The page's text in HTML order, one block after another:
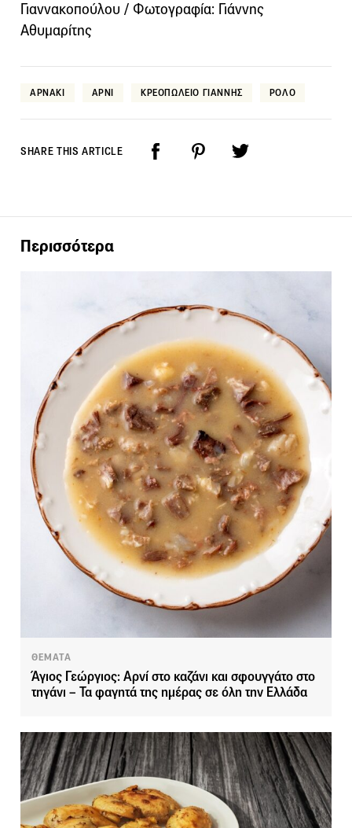
Γιαννακοπούλου / Φωτογραφία: Γιάννης
Αθυμαρίτης
ΑΡΝΑΚΙ ΑΡΝΙ ΚΡΕΟΠΩΛΕΙΟ ΓΙΑΝΝΗΣ ΡΟΛΟ
SHARE THIS ARTICLE
Περισσότερα
ΘΕΜΑΤΑ
Άγιος Γεώργιος: Αρνί στο καζάνι και σφουγγάτο στο
τηγάνι – Τα φαγητά της ημέρας σε όλη την Ελλάδα